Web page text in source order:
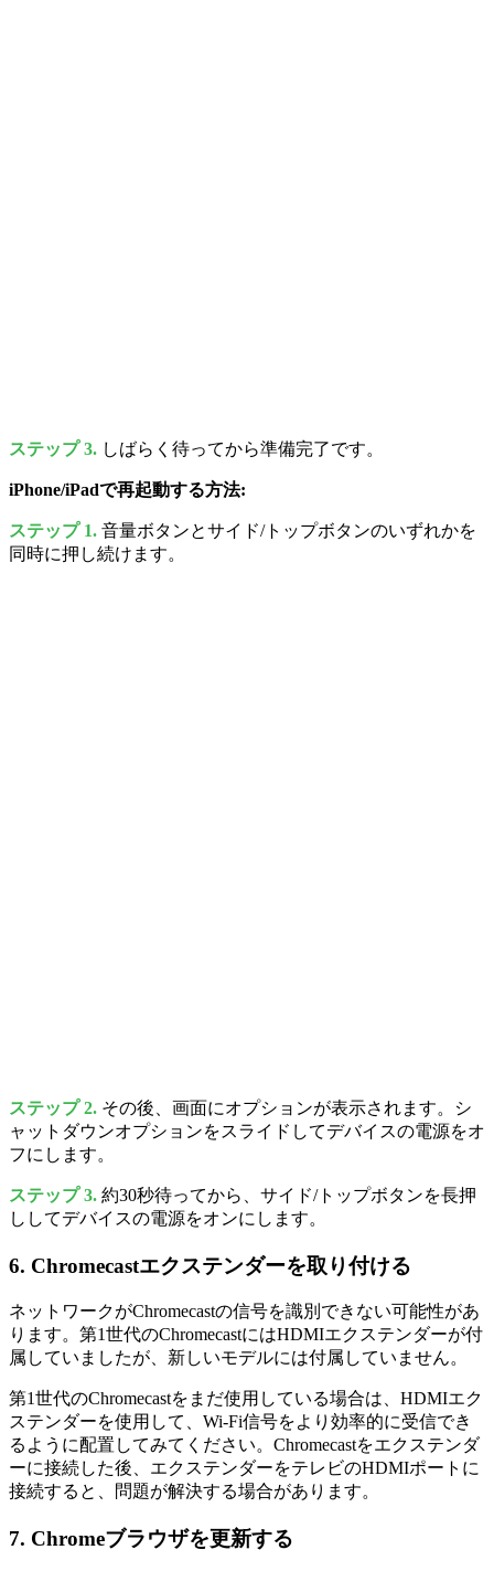
ステップ 3. しばらく待ってから準備完了です。
iPhone/iPadで再起動する方法:
ステップ 1. 音量ボタンとサイド/トップボタンのいずれかを
同時に押し続けます。
ステップ 2. その後、画面にオプションが表示されます。シ
ャットダウンオプションをスライドしてデバイスの電源をオ
フにします。
ステップ 3. 約30秒待ってから、サイド/トップボタンを長押
ししてデバイスの電源をオンにします。
6. Chromecastエクステンダーを取り付ける
ネットワークがChromecastの信号を識別できない可能性があ
ります。第1世代のChromecastにはHDMIエクステンダーが付
属していましたが、新しいモデルには付属していません。
第1世代のChromecastをまだ使用している場合は、HDMIエク
ステンダーを使用して、Wi-Fi信号をより効率的に受信でき
るように配置してみてください。Chromecastをエクステンダ
ーに接続した後、エクステンダーをテレビのHDMIポートに
接続すると、問題が解決する場合があります。
7. Chromeブラウザを更新する